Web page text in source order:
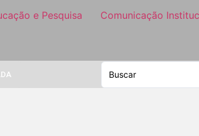
e Pesquisa Comunicação